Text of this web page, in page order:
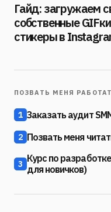
Гайд: загружаем
собственные
стикеры в
ПОЗВАТЬ МЕНЯ
1 Заказать аудит
2 Позвать меня
3 Курс по
для новичков)